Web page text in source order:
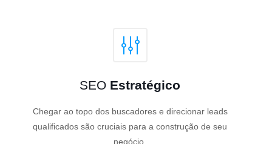
SEO Estratégico
Chegar ao topo dos buscadores e direcionar leads
qualificados são cruciais para a construção de seu
negócio.